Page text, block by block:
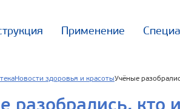
Применение
Новости здоровья и красотыУчёные